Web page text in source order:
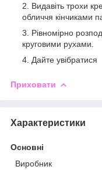
Видавіть трохи
обличчя кінчиками
Рівномірно
круговими рухами.
Дайте увібратися
Приховати
Характеристики
Основні
Виробник